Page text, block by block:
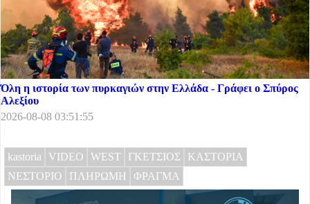
Όλη η ιστορία των πυρκαγιών στην Ελλάδα - Γράφει ο Σπύρος
Αλεξίου
2026-08-08 03:51:55
kastoria VIDEO WEST ΓΚΕΤΣΙΟΣ
ΚΑΣΤΟΡΙΑ
ΝΕΣΤΟΡΙΟ
ΠΛΗΡΩΜΗ ΦΡΑΓΜΑ